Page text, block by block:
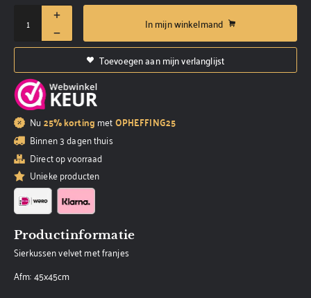
In mijn winkelmand
Toevoegen aan mijn verlanglijst
Nu 25% korting metOPHEFFING25
Binnen 3 dagen thuis
Direct op voorraad
Unieke producten
Productinformatie
Sierkussen velvet met franjes
Afm: 45x45cm